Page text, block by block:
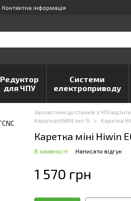
Контактна інформація
Редуктор
для ЧПУ
Системи
електроприводу
Запчастини до станків з ЧПУ від
Каретка HIWIN тип 15
Каретка
Каретка міні Hiwin
В наявності Написати відгук
1 570 грн